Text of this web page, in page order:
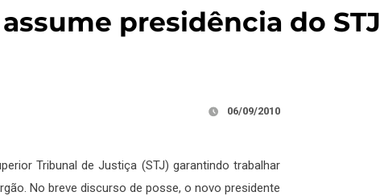
presidência do STJ
06/09/2010
Tribunal de Justiça (STJ) garantindo trabalhar
No breve discurso de posse, o novo presidente